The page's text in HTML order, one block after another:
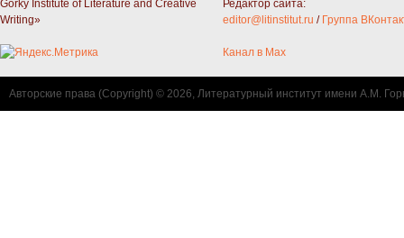
Gorky Institute of Literature and Creative
Writing»
Редактор сайта:
editor@litinstitut.ru / Группа
Канал в Max
Авторские права (Copyright) © 2026, Литературный институт имени А.М.